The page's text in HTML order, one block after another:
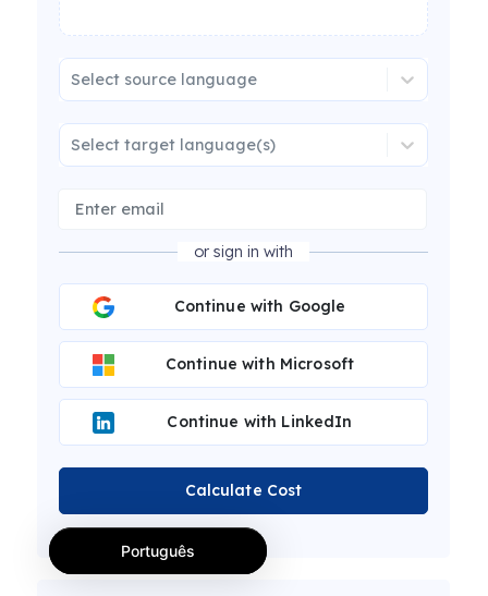
Select source language
Select target language(s)
or sign in with
Continue with Google
Continue with Microsoft
Continue with LinkedIn
Calculate Cost
Português